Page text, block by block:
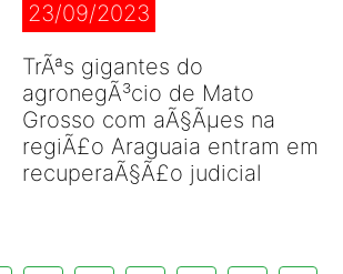
23/09/2023
TrÃªs gigantes do
agronegÃ³cio de Mato
Grosso com aÃ§Ãµes na
regiÃ£o Araguaia entram em
recuperaÃ§Ã£o judicial